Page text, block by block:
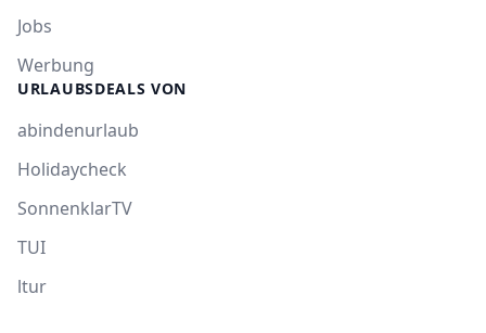
Jobs
Werbung
URLAUBSDEALS VON
abindenurlaub
Holidaycheck
SonnenklarTV
TUI
ltur